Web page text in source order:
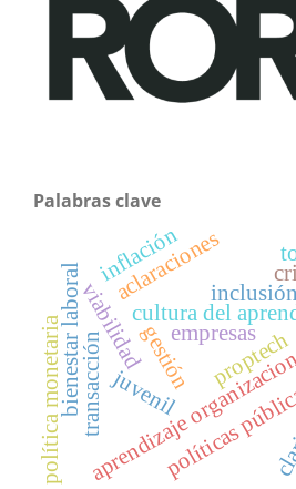
Palabras clave
aprendizaje
cultura del
gestiónempresas
viabilidad
aclaracionesinclusión
políticas
bienestar laboral juvenil
inflación
política monetaria proptech
transacción